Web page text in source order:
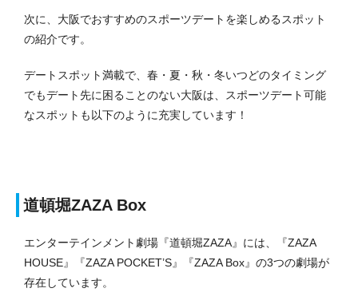
次に、大阪でおすすめのスポーツデートを楽しめるスポット
の紹介です。
デートスポット満載で、春・夏・秋・冬いつどのタイミング
でもデート先に困ることのない大阪は、スポーツデート可能
なスポットも以下のように充実しています！
道頓堀ZAZA Box
エンターテインメント劇場『道頓堀ZAZA』には、『ZAZA
HOUSE』『ZAZA POCKET’S』『ZAZA Box』の3つの劇場が
存在しています。